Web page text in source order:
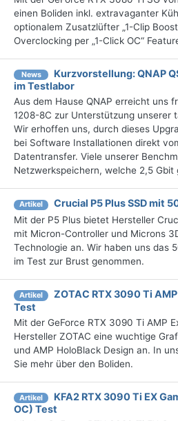
einen Boliden inkl. extravaganter
optionalem Zusatzlüfter „1-Clip
Overclocking per „1-Click OC“
News
Kurzvorstellung: QNAP
im Testlabor
Aus dem Hause QNAP erreicht uns
1208-8C zur Unterstützung unserer
Wir erhoffen uns, durch dieses
bei Software Installationen direkt
Datentransfer. Viele unserer
Netzwerkspeichern, welche 2,5 Gbit
Artikel Crucial P5 Plus SSD mit
Mit der P5 Plus bietet Hersteller
mit Micron-Controller und Microns
Technologie an. Wir haben uns das
im Test zur Brust genommen.
Artikel
ZOTAC RTX 3090 Ti
Test
Mit der GeForce RTX 3090 Ti AMP
Hersteller ZOTAC eine wuchtige
und AMP HoloBlack Design an. In
Sie mehr über den Boliden.
Artikel
KFA2 RTX 3090 Ti EX
OC) Test